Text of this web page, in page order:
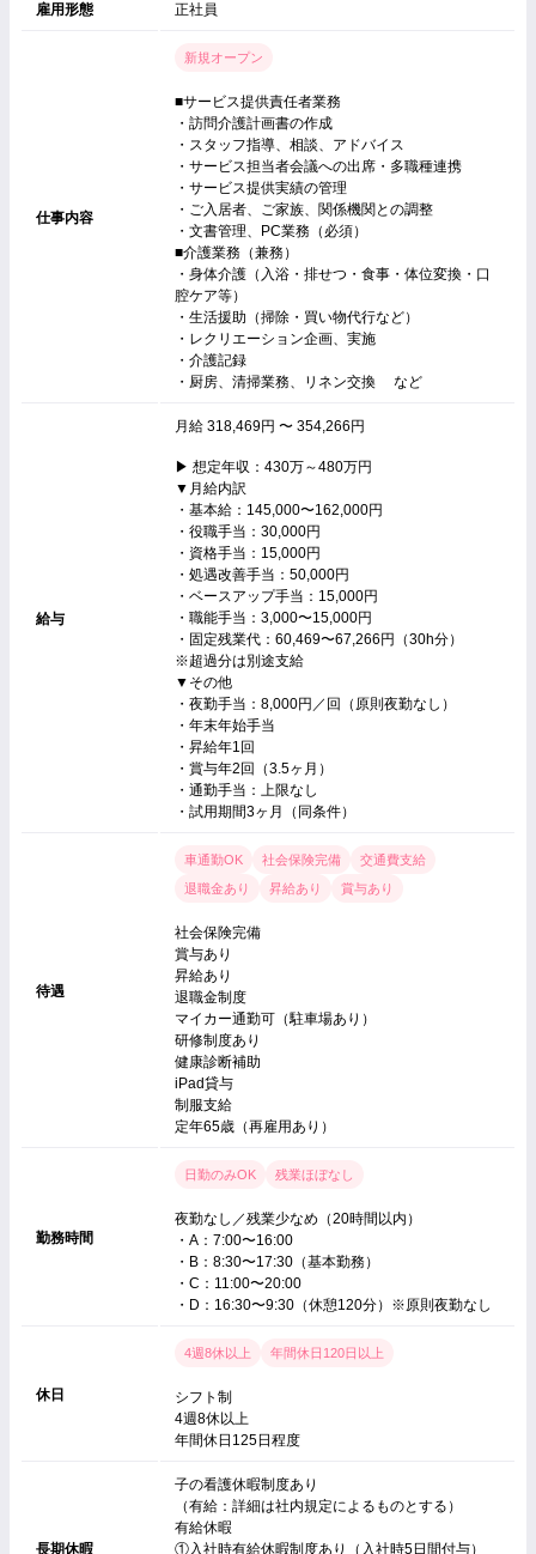
雇用形態 正社員
仕事内容
新規オープン
■サービス提供責任者業務
・訪問介護計画書の作成
・スタッフ指導、相談、アドバイス
・サービス担当者会議への出席・多職種連携
・サービス提供実績の管理
・ご入居者、ご家族、関係機関との調整
・文書管理、PC業務（必須）
■介護業務（兼務）
・身体介護（入浴・排せつ・食事・体位変換・口
腔ケア等）
・生活援助（掃除・買い物代行など）
・レクリエーション企画、実施
・介護記録
・厨房、清掃業務、リネン交換 など
給与
月給 318,469円 〜 354,266円
▶ 想定年収：430万～480万円
▼月給内訳
・基本給：145,000〜162,000円
・役職手当：30,000円
・資格手当：15,000円
・処遇改善手当：50,000円
・ベースアップ手当：15,000円
・職能手当：3,000〜15,000円
・固定残業代：60,469〜67,266円（30h分）
※超過分は別途支給
▼その他
・夜勤手当：8,000円／回（原則夜勤なし）
・年末年始手当
・昇給年1回
・賞与年2回（3.5ヶ月）
・通勤手当：上限なし
・試用期間3ヶ月（同条件）
待遇
車通勤OK 社会保険完備
交通費支給
退職金あり
昇給あり 賞与あり
社会保険完備
賞与あり
昇給あり
退職金制度
マイカー通勤可（駐車場あり）
研修制度あり
健康診断補助
iPad貸与
制服支給
定年65歳（再雇用あり）
勤務時間
日勤のみOK 残業ほぼなし
夜勤なし／残業少なめ（20時間以内）
・A：7:00〜16:00
・B：8:30〜17:30（基本勤務）
・C：11:00〜20:00
・D：16:30〜9:30（休憩120分）※原則夜勤なし
休日
4週8休以上 年間休日120日以上
シフト制
4週8休以上
年間休日125日程度
長期休暇
子の看護休暇制度あり
（有給：詳細は社内規定によるものとする）
有給休暇
①入社時有給休暇制度あり（入社時5日間付与）